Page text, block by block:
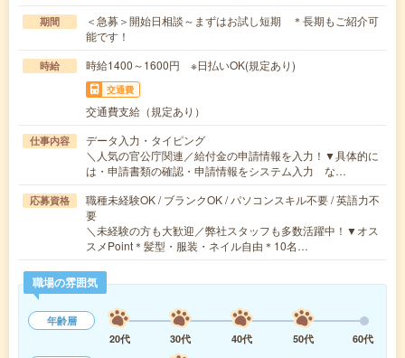
期間
＜急募＞開始日相談～まずはお試し短期 ＊長期もご紹介可
能です！
時給 時給1400～1600円 ※日払いOK(規定あり)
交通費
交通費支給（規定あり）
仕事内容
データ入力・タイピング
＼人気の官公庁関連／給付金の申請情報を入力！▼具体的に
は・申請書類の確認・申請情報をシステム入力 な…
応募資格
職種未経験OK / ブランクOK / パソコンスキル不要 / 英語力不
要
＼未経験の方も大歓迎／弊社スタッフも多数活躍中！▼オス
スメPoint＊髪型・服装・ネイル自由＊10名…
職場の雰囲気
年齢層
20代
30代 40代 50代
60代